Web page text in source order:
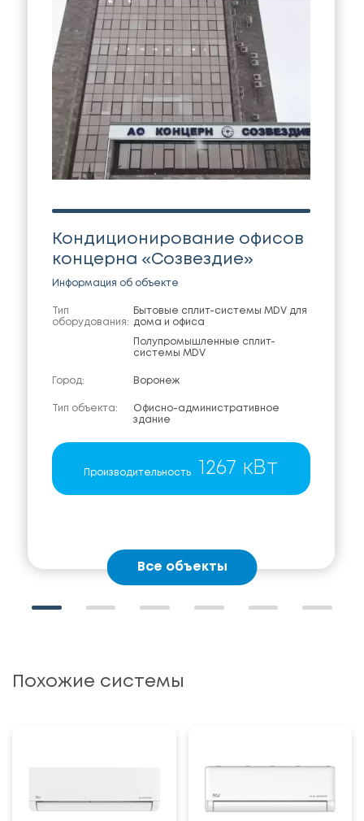
Кондиционирование офисов
концерна «Созвездие»
Информация об объекте
Тип
оборудования:
Бытовые сплит-системы MDV для
дома и офиса
Полупромышленные сплит-
системы MDV
Город: Воронеж
Тип объекта:
Офисно-административное
здание
Производительность 1267 кВт
Все объекты
Похожие системы